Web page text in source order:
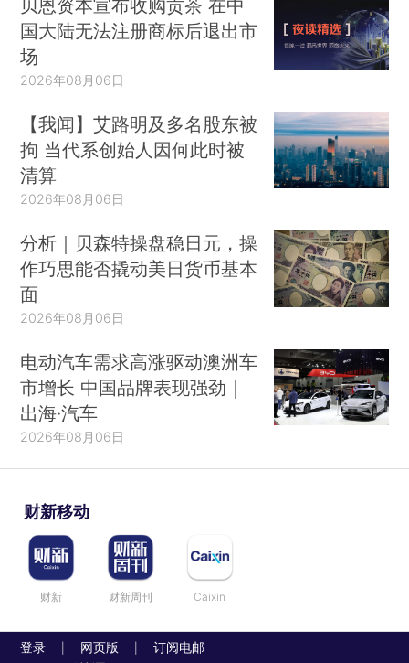
贝恩资本宣布收购贡茶 在中
国大陆无法注册商标后退出市
场
2026年08月06日
【我闻】艾路明及多名股东被
拘 当代系创始人因何此时被
清算
2026年08月06日
分析｜贝森特操盘稳日元，操
作巧思能否撬动美日货币基本
面
2026年08月06日
电动汽车需求高涨驱动澳洲车
市增长 中国品牌表现强劲｜
出海·汽车
2026年08月06日
财新移动
财新 财新周刊 Caixin
登录 网页版 订阅电邮